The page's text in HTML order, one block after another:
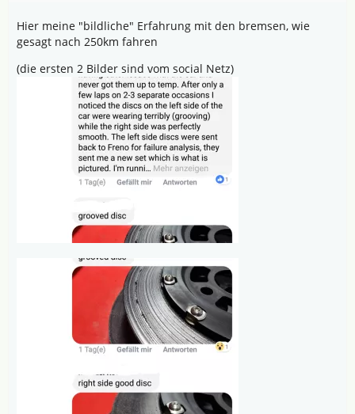
Hier meine "bildliche" Erfahrung mit den bremsen, wie
gesagt nach 250km fahren
(die ersten 2 Bilder sind vom social Netz)